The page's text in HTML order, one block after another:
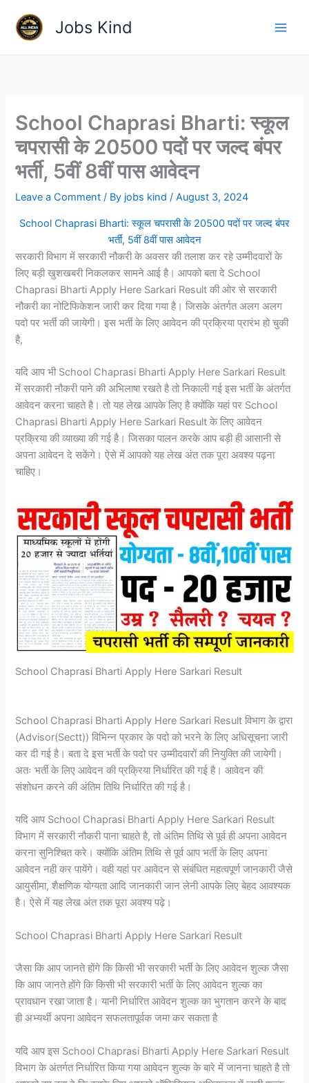
content
Jobs Kind
School Chaprasi Bharti: स्कूल
चपरासी के 20500 पदों पर जल्द बंपर
भर्ती, 5वीं 8वीं पास आवेदन
Leave a Comment / By jobs kind/August 3, 2024
School Chaprasi Bharti: स्कूल चपरासी के 20500 पदों पर जल्द बंपर
भर्ती, 5वीं 8वीं पास आवेदन
सरकारी विभाग में सरकारी नौकरी के अवसर की तलाश कर रहे उम्मीदवारों के
लिए बड़ी खुशखबरी निकलकर सामने आई है। आपको बता दे School
Chaprasi Bharti Apply Here Sarkari Result की ओर से सरकारी
नौकरी का नोटिफिकेशन जारी कर दिया गया है। जिसके अंतर्गत अलग अलग
पदो पर भर्ती की जायेगी। इस भर्ती के लिए आवेदन की प्रक्रिया प्रारंभ हो चुकी
है,
यदि आप भी School Chaprasi Bharti Apply Here Sarkari Result
में सरकारी नौकरी पाने की अभिलाषा रखते है तो निकाली गई इस भर्ती के अंतर्गत
आवेदन करना चाहते है। तो यह लेख आपके लिए है क्योंकि यहां पर School
Chaprasi Bharti Apply Here Sarkari Result के लिए आवेदन
प्रक्रिया की व्याख्या की गई है। जिसका पालन करके आप बड़ी ही आसानी से
अपना आवेदन दे सकेंगे। ऐसे में आपको यह लेख अंत तक पूरा अवश्य पढ़ना
चाहिए।
School Chaprasi Bharti Apply Here Sarkari Result
School Chaprasi Bharti Apply Here Sarkari Result विभाग के द्वारा
(Advisor(Sectt)) विभिन्न प्रकार के पदो को भरने के लिए अधिसूचना जारी
कर दी गई है। बता दे इस भर्ती के पदो पर उम्मीदवारों की नियुक्ति की जायेगी।
अतः भर्ती के लिए आवेदन की प्रक्रिया निर्धारित की गई है। आवेदन की
संशोधन करने की अंतिम तिथि निर्धारित की गई है।
यदि आप School Chaprasi Bharti Apply Here Sarkari Result
विभाग में सरकारी नौकरी पाना चाहते है, तो अंतिम तिथि से पूर्व ही अपना आवेदन
करना सुनिश्चित करे। क्योंकि अंतिम तिथि से पूर्व आप भर्ती के लिए अपना
आवेदन नही कर पायेंगे। वही यहां पर आवेदन से संबंधित महत्वपूर्ण जानकारी जैसे
आयुसीमा, शैक्षणिक योग्यता आदि जानकारी जान लेनी आपके लिए बेहद आवश्यक
है। ऐसे में यह लेख अंत तक पूरा अवश्य पढ़े।
School Chaprasi Bharti Apply Here Sarkari Result
जैसा कि आप जानते होंगे कि किसी भी सरकारी भर्ती के लिए आवेदन शुल्क जैसा
कि आप जानते होंगे कि किसी भी सरकारी भर्ती के लिए आवेदन शुल्क का
प्रावधान रखा जाता है। यानी निर्धारित आवेदन शुल्क का भुगतान करने के बाद
ही अभ्यर्थी अपना आवेदन सफलतापूर्वक जमा कर सकता है
यदि आप इस School Chaprasi Bharti Apply Here Sarkari Result
विभाग के अंतर्गत निर्धारित किया गया आवेदन शुल्क के बारे में जानना चाहते है तो